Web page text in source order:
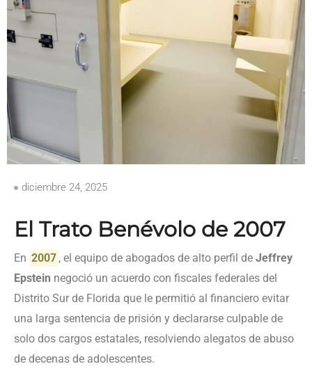
diciembre 24, 2025
El Trato Benévolo de 2007
En 2007 , el equipo de abogados de alto perfil deJeffrey
Epstein negoció un acuerdo con fiscales federales del
Distrito Sur de Florida que le permitió al financiero evitar
una larga sentencia de prisión y declararse culpable de
solo dos cargos estatales, resolviendo alegatos de abuso
de decenas de adolescentes.